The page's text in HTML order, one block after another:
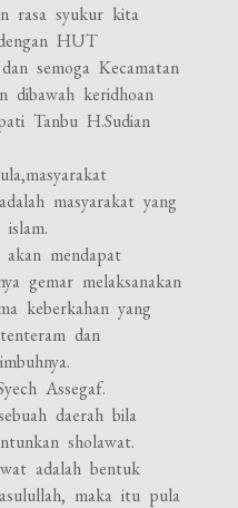
rasa syukur kita
HUT
semoga Kecamatan
dibawah keridhoan
Tanbu H.Sudian
masyarakat yang
mendapat
gemar melaksanakan
keberkahan yang
dan
Assegaf.
daerah bila
sholawat.
adalah bentuk
maka itu pula